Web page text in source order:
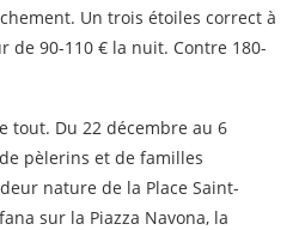
Un trois étoiles correct à
de 90-110 € la nuit. Contre 180-
tout. Du 22 décembre au 6
pèlerins et de familles
nature de la Place Saint-
sur la Piazza Navona, la